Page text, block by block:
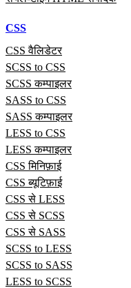
CSS
CSS वैलिडेटर
SCSS to CSS
SCSS कम्पाइलर
SASS to CSS
SASS कम्पाइलर
LESS to CSS
LESS कम्पाइलर
CSS मिनिफ़ाई
CSS ब्यूटिफ़ाई
CSS से LESS
CSS से SCSS
CSS से SASS
SCSS to LESS
SCSS to SASS
LESS to SCSS